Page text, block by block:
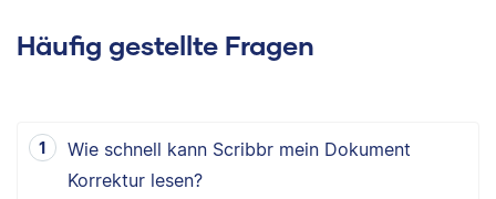
Häufig gestellte Fragen
Wie schnell kann Scribbr mein Dokument
Korrektur lesen?